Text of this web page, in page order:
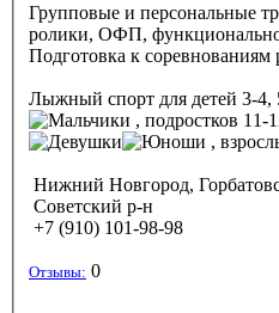
Групповые и персональные
ролики, ОФП,
Подготовка к соревнованиям
Лыжный спорт для детей 3-
, подростков 11-
,
Нижний Новгород,
Советский р-н
+7 (910) 101-98-98
Отзывы: 0